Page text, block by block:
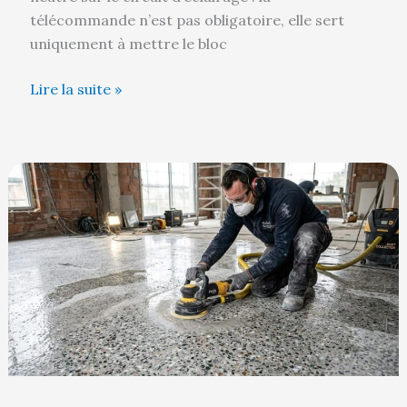
télécommande n’est pas obligatoire, elle sert
uniquement à mettre le bloc
Lire la suite »
Comment
poncer
du
granito
pour
le
faire
briller
?